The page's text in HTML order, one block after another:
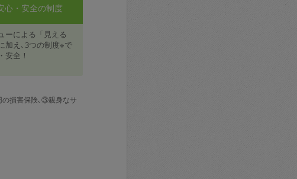
心・安全の制度
ーによる「見える
加え､3つの制度※で
安全！
損害保険､③親身なサ